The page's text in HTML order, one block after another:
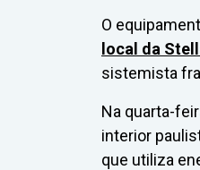
O
local da
sistemista
Na quarta-
interior
que utiliza